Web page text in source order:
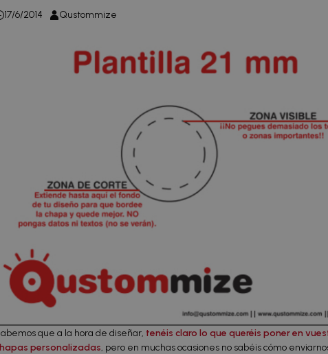
17/6/2014 Qustommize
que a la hora de diseñar, tenéis claro lo que queréis poner en
personalizadas, pero en muchas ocasiones no sabéis cómo